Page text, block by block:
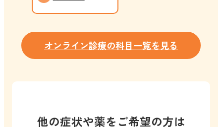
オンライン診療の科目一覧を見る
他の症状や薬をご希望の方は